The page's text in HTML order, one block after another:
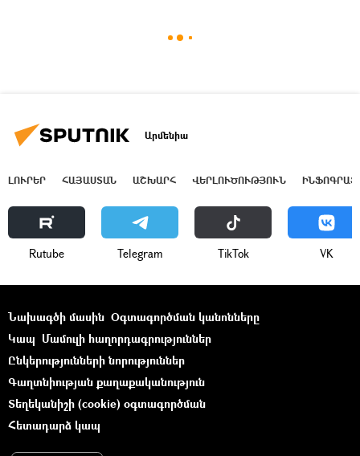
Արմենիա
ԼՈՒՐԵՐ ՀԱՅԱՍՏԱՆ ԱՇԽԱՐՀ ՎԵՐԼՈՒԾՈՒԹՅՈՒՆ
Rutube Telegram ТikТоk VK
Նախագծի մասին Օգտագործման կանոնները
Կապ Մամուլի հաղորդագրություններ
Ընկերությունների նորություններ
Գաղտնիության քաղաքականություն
Տեղեկանիշի (cookie) օգտագործման
Հետադարձ կապ